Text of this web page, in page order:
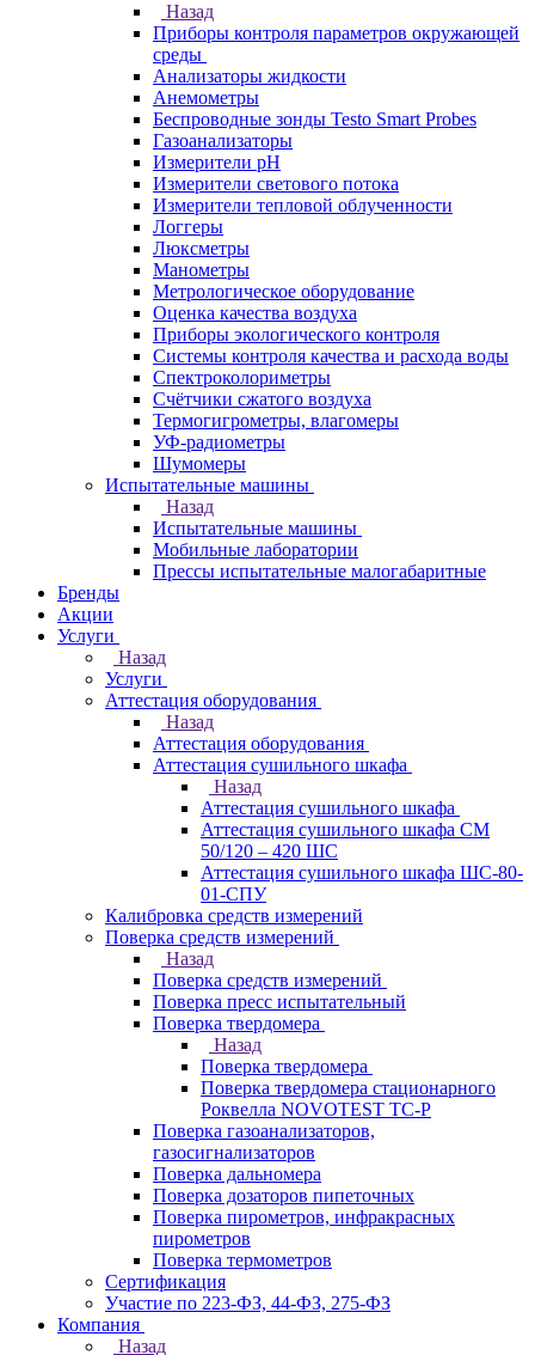
Назад
Приборы контроля параметров окружающей
среды
Анализаторы жидкости
Анемометры
Беспроводные зонды Testo Smart Probes
Газоанализаторы
Измерители pH
Измерители светового потока
Измерители тепловой облученности
Логгеры
Люксметры
Манометры
Метрологическое оборудование
Оценка качества воздуха
Приборы экологического контроля
Системы контроля качества и расхода воды
Спектроколориметры
Счётчики сжатого воздуха
Термогигрометры, влагомеры
УФ-радиометры
Шумомеры
Испытательные машины
Назад
Испытательные машины
Мобильные лаборатории
Прессы испытательные малогабаритные
Бренды
Акции
Услуги
Назад
Услуги
Аттестация оборудования
Назад
Аттестация оборудования
Аттестация сушильного шкафа
Назад
Аттестация сушильного шкафа
Аттестация сушильного шкафа СМ
50/120 – 420 ШС
Аттестация сушильного шкафа ШС-80-
01-СПУ
Калибровка средств измерений
Поверка средств измерений
Назад
Поверка средств измерений
Поверка пресс испытательный
Поверка твердомера
Назад
Поверка твердомера
Поверка твердомера стационарного
Роквелла NOVOTEST TС-Р
Поверка газоанализаторов,
газосигнализаторов
Поверка дальномера
Поверка дозаторов пипеточных
Поверка пирометров, инфракрасных
пирометров
Поверка термометров
Сертификация
Участие по 223-ФЗ, 44-ФЗ, 275-ФЗ
Компания
Назад